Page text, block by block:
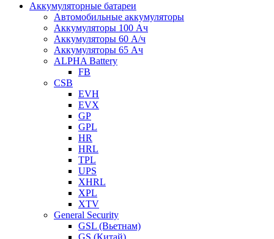
Аккумуляторные батареи
Автомобильные аккумуляторы
Аккумуляторы 100 Ач
Аккумуляторы 60 А/ч
Аккумуляторы 65 Ач
ALPHA Battery
FB
CSB
EVH
EVX
GP
GPL
HR
HRL
TPL
UPS
XHRL
XPL
XTV
General Security
GSL (Вьетнам)
GS (Китай)